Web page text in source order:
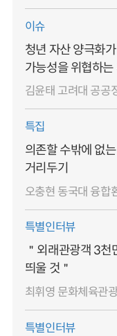
이슈
청년 자산 양극화
가능성을 위협하는
김윤태 고려대 공공
특집
의존할 수밖에 없
거리두기
오충현 동국대 융합
특별인터뷰
＂외래관광객 3천
띄울 것＂
최휘영 문화체육관
특별인터뷰